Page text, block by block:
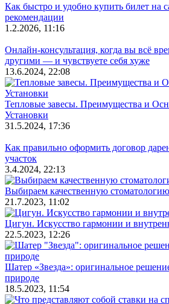
Как быстро и удобно купить билет на
рекомендации
1.2.2026, 11:16
Онлайн-консультация, когда вы всё
другими — и чувствуете себя хуже
13.6.2024, 22:08
Тепловые завесы. Преимущества и
Установки
31.5.2024, 17:36
Как правильно оформить договор
участок
3.4.2024, 22:13
Выбираем качественную стоматологию
21.7.2023, 11:02
Цигун. Искусство гармонии и
22.5.2023, 12:26
Шатер «Звезда»: оригинальное
природе
18.5.2023, 11:54